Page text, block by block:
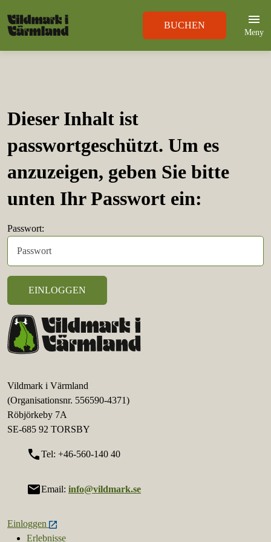
BUCHEN
Meny
Dieser Inhalt ist
passwortgeschützt. Um es
anzuzeigen, geben Sie bitte
unten Ihr Passwort ein:
Passwort:
Vildmark i Värmland
(Organisationsnr. 556590-4371)
Röbjörkeby 7A
SE-685 92 TORSBY
callTel: +46-560-140 40
mailEmail: info@vildmark.se
Einloggen
Erlebnisse